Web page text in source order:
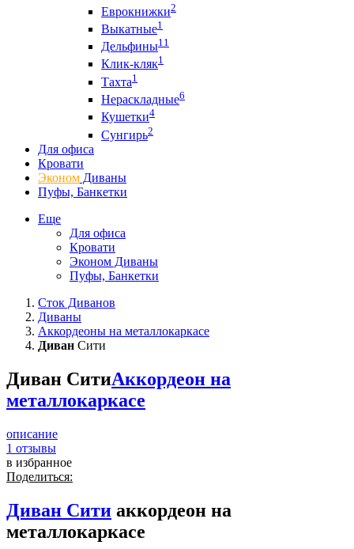
Еврокнижки2
Выкатные1
Дельфины11
Клик-кляк1
Тахта1
Нераскладные6
Кушетки4
Сунгирь2
Для офиса
Кровати
Эконом Диваны
Пуфы, Банкетки
Еще
Для офиса
Кровати
Эконом Диваны
Пуфы, Банкетки
Сток Диванов
Диваны
Аккордеоны на металлокаркасе
Диван Сити
Диван СитиАккордеон на
металлокаркасе
описание
1 отзывы
в избранное
Поделиться:
Диван Сити аккордеон на
металлокаркасе